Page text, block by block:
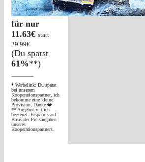
für nur
11.63€ statt
29.99€
(Du sparst
61%**)
* Werbelink: Du sparst
bei unserem
Kooperationspartner, ich
bekomme eine kleine
Provision, Danke ❤️
** Angebot zeitlich
begrenzt. Ersparnis auf
Basis der Preisangaben
unseres
Kooperationspartners.